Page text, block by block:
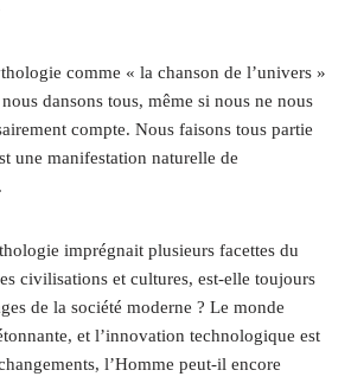
comme « la chanson de l’univers »
dansons tous, même si nous ne nous
compte. Nous faisons tous partie
une manifestation naturelle de
imprégnait plusieurs facettes du
civilisations et cultures, est-elle toujours
de la société moderne ? Le monde
et l’innovation technologique est
l’Homme peut-il encore